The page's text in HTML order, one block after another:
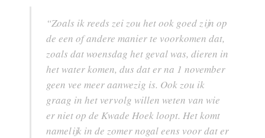
“Zoals ik reeds zei zou het ook goed zijn op
de een of andere manier te voorkomen dat,
zoals dat woensdag het geval was, dieren in
het water komen, dus dat er na 1 november
geen vee meer aanwezig is. Ook zou ik
graag in het vervolg willen weten van wie
er niet op de Kwade Hoek loopt. Het komt
namelijk in de zomer nogal eens voor dat er